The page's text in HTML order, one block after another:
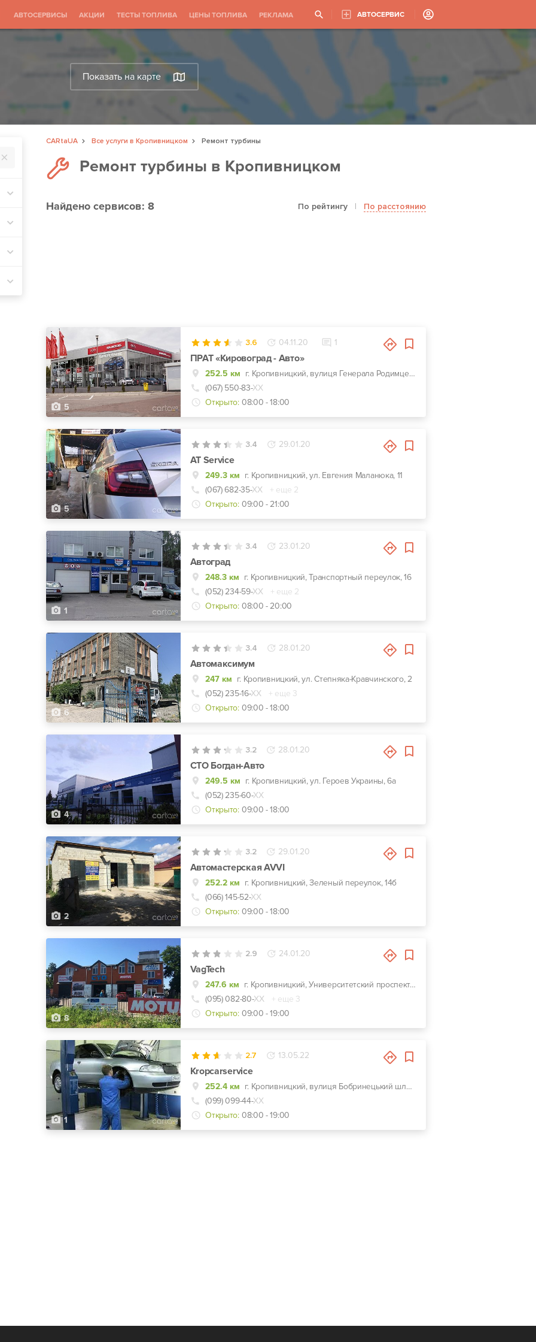
АВТОСЕРВИСЫ АКЦИИ ТЕСТЫ ТОПЛИВА ЦЕНЫ ТОПЛИВА РЕКЛАМА АВТОСЕРВИС
Показать на карте
CARtaUA Все услуги в Кропивницком
Ремонт турбины
Ремонт турбины в Кропивницком
Найденосервисов: 8 По рейтингу | По расстоянию
5
3.6 04.11.20 1
ПРАТ «Кировоград - Авто»
252.5 км
г. Кропивницкий, вулиця Генерала Родимцева, 123
(067) 550-83-ХХ
Открыто: 08:00 - 18:00
5
3.4 29.01.20
AT Service
249.3 км г. Кропивницкий, ул. Евгения Маланюка, 11
(067) 682-35-ХХ
+ еще 2
Открыто: 09:00 - 21:00
1
3.4 23.01.20
Автоград
248.3 км г. Кропивницкий, Транспортный переулок, 16
(052) 234-59-ХХ
+ еще 2
Открыто: 08:00 - 20:00
6
3.4 28.01.20
Автомаксимум
247 км г. Кропивницкий, ул. Степняка-Кравчинского, 2
(052) 235-16-ХХ
+ еще 3
Открыто: 09:00 - 18:00
4
3.2 28.01.20
СТО Богдан-Авто
249.5 км г. Кропивницкий, ул. Героев Украины, 6а
(052) 235-60-ХХ
Открыто: 09:00 - 18:00
2
3.2 29.01.20
Автомастерская AVVI
252.2 км г. Кропивницкий, Зеленый переулок, 14б
(066) 145-52-ХХ
Открыто: 09:00 - 18:00
8
2.9 24.01.20
VagTech
247.6 км
г. Кропивницкий, Университетский проспект, 25г
(095) 082-80-ХХ
+ еще 3
Открыто: 09:00 - 19:00
1
2.7 13.05.22
Kropcarservice
252.4 км
г. Кропивницкий, вулиця Бобринецький шлях, 68
(099) 099-44-ХХ
Открыто: 08:00 - 19:00